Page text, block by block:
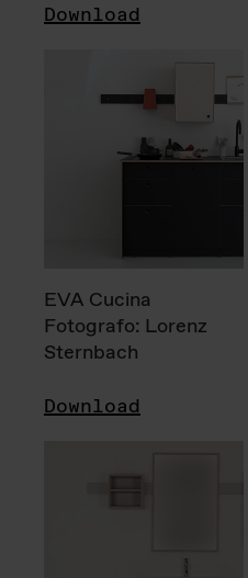
Download
EVA Cucina
Fotografo: Lorenz
Sternbach
Download